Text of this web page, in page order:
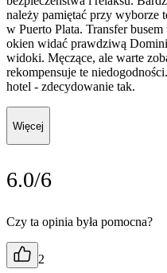
należy pamiętać przy wyborze
w Puerto Plata. Transfer
okien widać prawdziwą
widoki. Męczące, ale warte
rekompensuje te
hotel - zdecydowanie tak.
Więcej
6.0/6
Czy ta opinia była pomocna?
2